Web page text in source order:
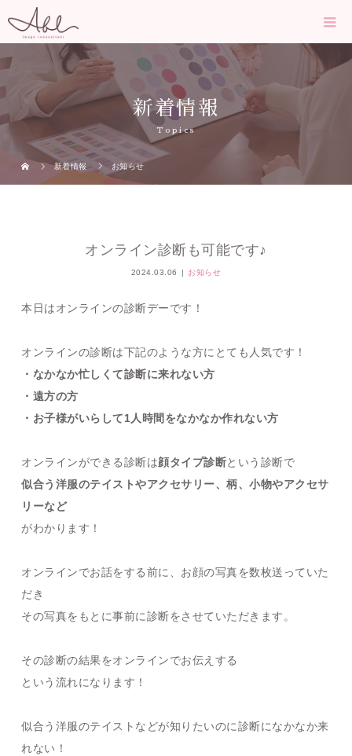
新着情報
Topics
新着情報 お知らせ
オンライン診断も可能です♪
2024.03.06 お知らせ
本日はオンラインの診断デーです！
オンラインの診断は下記のような方にとても人気です！
・なかなか忙しくて診断に来れない方
・遠方の方
・お子様がいらして1人時間をなかなか作れない方
オンラインができる診断は顔タイプ診断という診断で
似合う洋服のテイストやアクセサリー、柄、小物やアクセサ
リーなど
がわかります！
オンラインでお話をする前に、お顔の写真を数枚送っていた
だき
その写真をもとに事前に診断をさせていただきます。
その診断の結果をオンラインでお伝えする
という流れになります！
似合う洋服のテイストなどが知りたいのに診断になかなか来
れない！